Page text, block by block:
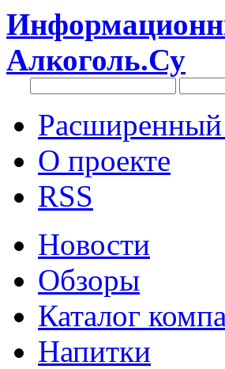
Алкоголь.Су
О проекте
RSS
Новости
Обзоры
Каталог
Напитки